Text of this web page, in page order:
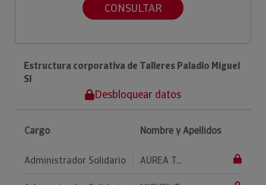
CONSULTAR
Estructura corporativa de Talleres Paladio Miguel
Sl
Desbloquear datos
Cargo Nombre y Apellidos
Administrador Solidario AUREA T...